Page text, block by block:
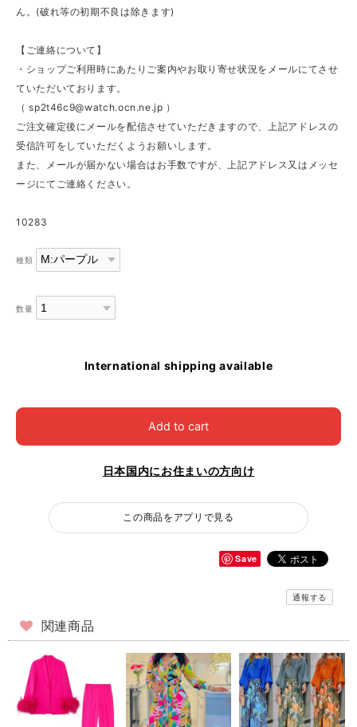
ん。(破れ等の初期不良は除きます)
【ご連絡について】
・ショップご利用時にあたりご案内やお取り寄せ状況をメールにてさせ
ていただいております。
（sp2t46c9@watch.ocn.ne.jp ）
ご注文確定後にメールを配信させていただきますので、上記アドレスの
受信許可をしていただくようお願いします。
また、メールが届かない場合はお手数ですが、上記アドレス又はメッセ
ージにてご連絡ください。
10283
種類
数量
International shipping available
Add to cart
日本国内にお住まいの方向け
この商品をアプリで見る
Save
通報する
関連商品